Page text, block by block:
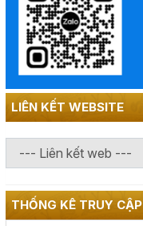
LIÊN KẾT WEBSITE
THỐNG KÊ TRUY CẬP